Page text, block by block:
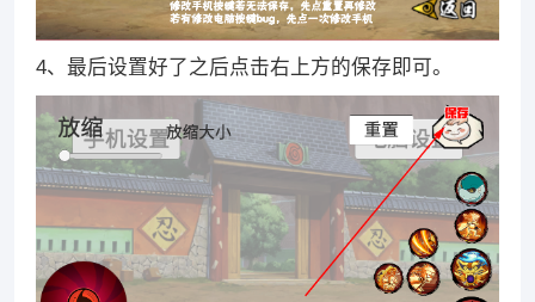
4、最后设置好了之后点击右上方的保存即可。